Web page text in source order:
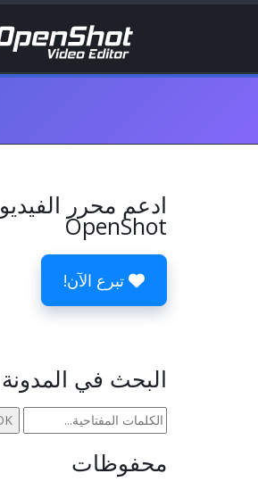
ادعم محرر الفيديو
OpenShot
تبرع الآن!
البحث في المدونة
محفوظات